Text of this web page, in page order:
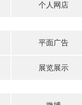
个人网店
平面广告
展览展示